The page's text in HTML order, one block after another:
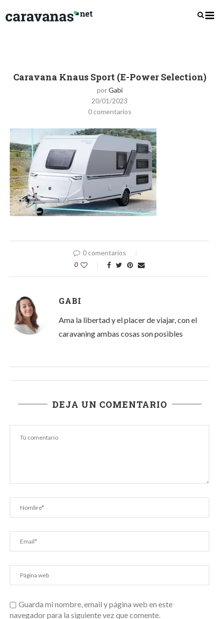
Caravana Knaus Sport (E-Power Selection)
porGabi
20/01/2023
0 comentarios
0 comentarios
0
GABI
Ama la libertad y el placer de viajar, con el
caravaning ambas cosas son posibles
DEJA UN COMENTARIO
Guarda mi nombre, email y página web en este
navegador para la siguiente vez que comente.